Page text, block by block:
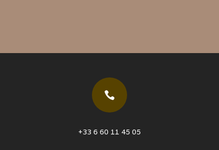

+33 6 60 11 45 05